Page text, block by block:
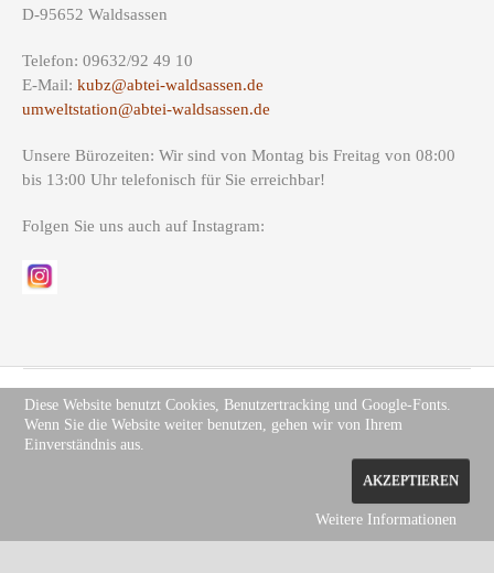
D-95652 Waldsassen
Telefon: 09632/92 49 10
E-Mail: kubz@abtei-waldsassen.de
umweltstation@abtei-waldsassen.de
Unsere Bürozeiten: Wir sind von Montag bis Freitag von 08:00
bis 13:00 Uhr telefonisch für Sie erreichbar!
Folgen Sie uns auch auf Instagram:
Copyright (c) Site Name 2012. All rights reserved.Impressum
Diese Website benutzt Cookies, Benutzertracking und Google-Fonts.
Wenn Sie die Website weiter benutzen, gehen wir von Ihrem
Einverständnis aus.
AKZEPTIEREN
Weitere Informationen